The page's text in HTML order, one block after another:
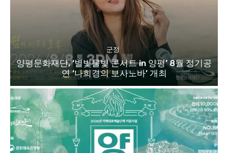
군정
양평문화재단, ‘별빛물빛 콘서트 in 양평’ 8월 정기공
연 ‘나희경의 보사노바’ 개최